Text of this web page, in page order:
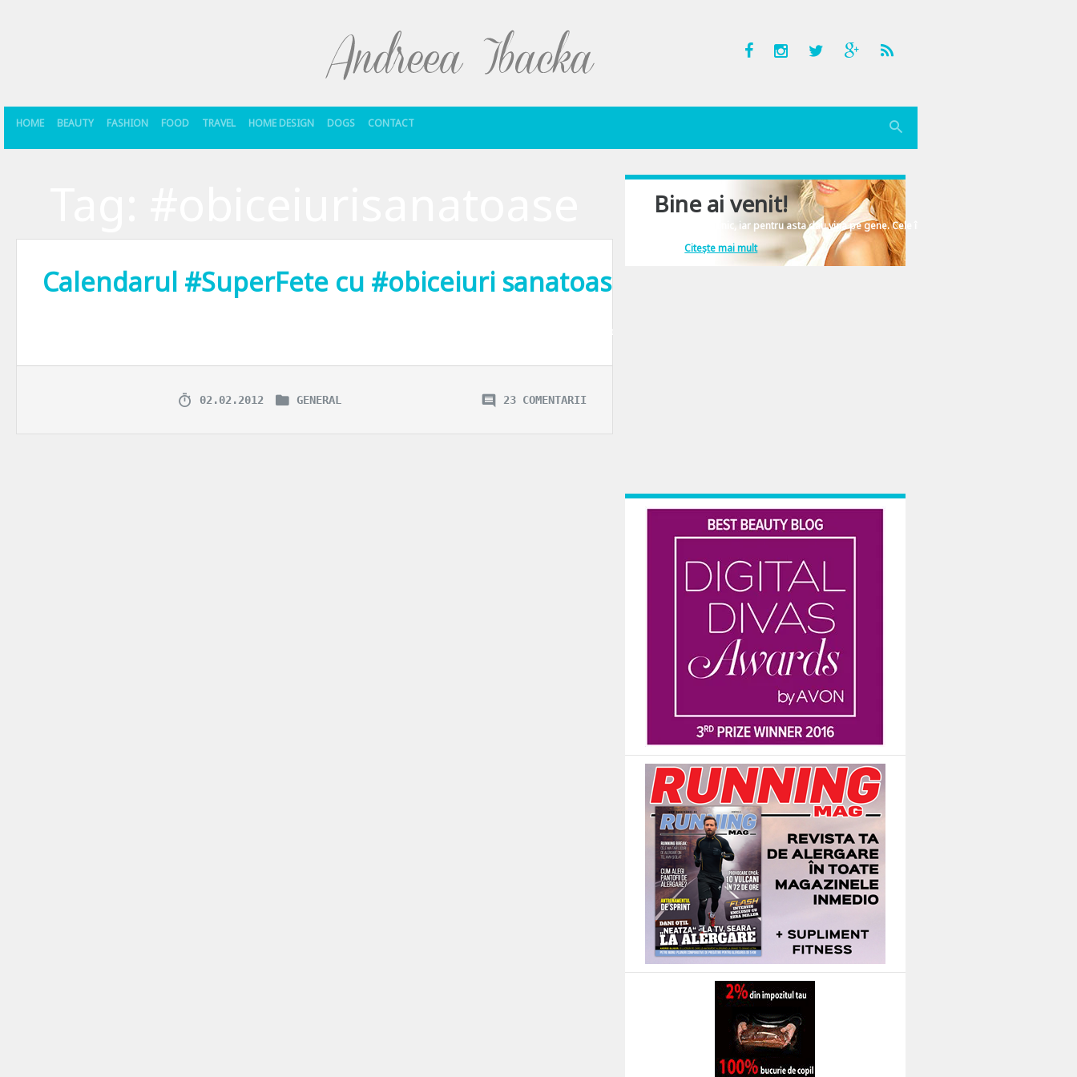
HOME BEAUTY FASHION FOOD TRAVEL HOME DESIGN DOGS CONTACT
Calendarul #SuperFete cu #obiceiuri sanatoase
Cu 2 zile inainte de Craciun am jucat o Craciunita. Nu, n-are legatura cu mersul la mall dupa cadouri, vorbesc despre o sedinta foto. Iaurtul Activia a sprijinit iniţiativa lui Cristi Şerb de a realiza un calendar cu 12 fete din
02.02.2012 GENERAL 23 COMENTARII
Bine ai venit!
Îmi place să comunic, iar pentru asta dau vina pe gene. Cele înscrise în ADN-ul femeiesc.
Citește mai mult